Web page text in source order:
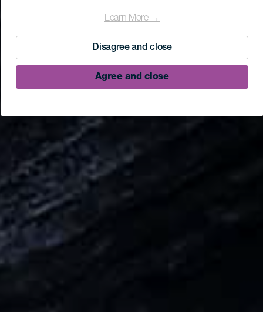
Learn More →
Disagree and close
Agree and close